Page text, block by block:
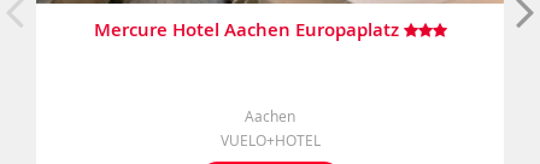
Mercure Hotel Aachen Europaplatz
Aachen
VUELO+HOTEL